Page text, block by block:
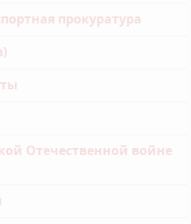
прокуратура
Отечественной войне